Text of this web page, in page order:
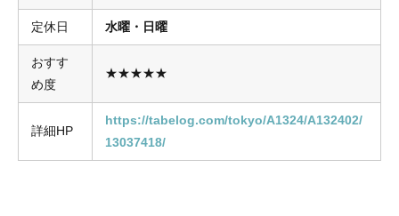
定休日 水曜・日曜
おすす
め度
★★★★★
詳細HP
https://tabelog.com/tokyo/A1324/A132402/
13037418/